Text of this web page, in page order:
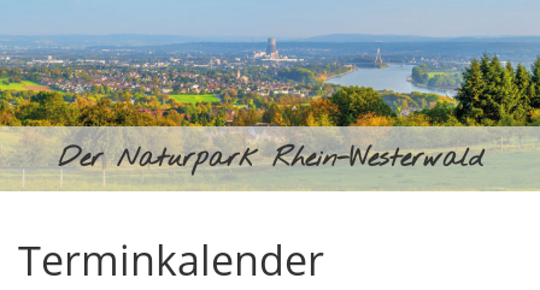
Der Naturpark Rhein-Westerwald
Terminkalender